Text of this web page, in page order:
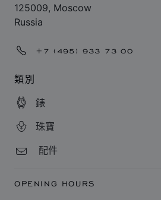
125009, Moscow
Russia
+7 (495) 933 73 00
類別
錶
珠寶
配件
OPENING HOURS